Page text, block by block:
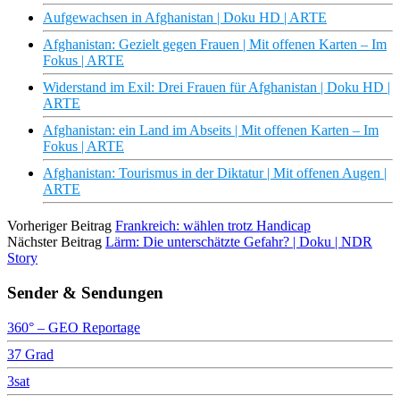
Aufgewachsen in Afghanistan | Doku HD | ARTE
Afghanistan: Gezielt gegen Frauen | Mit offenen Karten – Im
Fokus | ARTE
Widerstand im Exil: Drei Frauen für Afghanistan | Doku HD |
ARTE
Afghanistan: ein Land im Abseits | Mit offenen Karten – Im
Fokus | ARTE
Afghanistan: Tourismus in der Diktatur | Mit offenen Augen |
ARTE
Vorheriger Beitrag Frankreich: wählen trotz Handicap
Nächster Beitrag Lärm: Die unterschätzte Gefahr? | Doku | NDR
Story
Sender & Sendungen
360° – GEO Reportage
37 Grad
3sat